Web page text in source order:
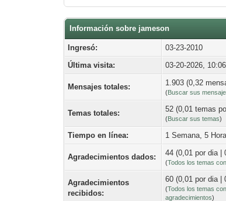
Información sobre jameson
Ingresó:
03-23-2010
Última visita:
03-20-2026,
Mensajes totales: 1.903 (0,32
(Buscar sus
Temas totales: 52 (0,01 temas
(Buscar sus temas)
Tiempo en línea: 1 Semana, 5
Agradecimientos dados: 44 (0,01 por dia |
(Todos los temas
Agradecimientos
recibidos:
60 (0,01 por dia |
(Todos los temas
agradecimientos)